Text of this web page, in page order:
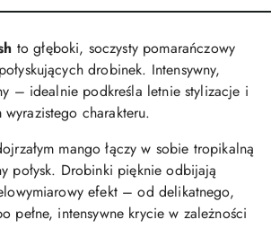
to głęboki, soczysty pomarańczowy
drobinek. Intensywny,
– idealnie podkreśla letnie stylizacje i
charakteru.
mango łączy w sobie tropikalną
połysk. Drobinki pięknie odbijają
efekt – od delikatnego,
pełne, intensywne krycie w zależności